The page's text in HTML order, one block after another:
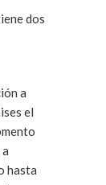
dos
a
el
hasta